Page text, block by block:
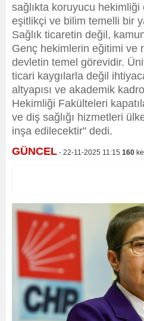
sağlıkta koruyucu
eşitlikçi ve bilim temelli bir
Sağlık ticaretin değil,
Genç hekimlerin eğitimi ve
devletin temel görevidir.
ticari kaygılarla değil
altyapısı ve akademik
Hekimliği Fakülteleri
ve diş sağlığı hizmetleri
inşa edilecektir" dedi.
GÜNCEL - 22-11-2025 11:15 160